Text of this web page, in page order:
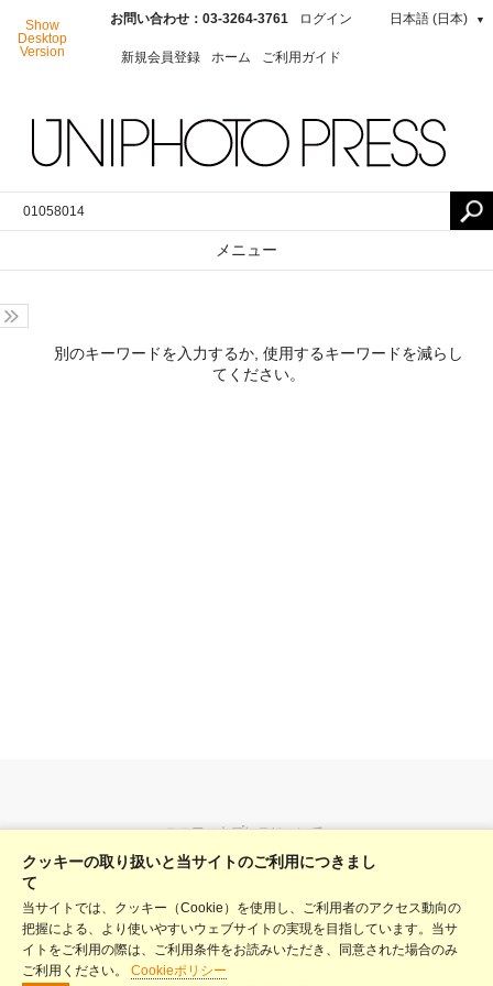
Show
Desktop
Version
お問い合わせ：03-3264-3761 ログイン
新規会員登録 ホーム ご利用ガイド
日本語 (日本) ▼
メニュー
別のキーワードを入力するか, 使用するキーワードを減らし
てください。
ユニフォトプレスについて
料金表
ヘルプ
利用規約
クッキーの取り扱いと当サイトのご利用につきまし
て
当サイトでは、クッキー（Cookie）を使用し、ご利用者のアクセス動向の
把握による、より使いやすいウェブサイトの実現を目指しています。当サ
イトをご利用の際は、ご利用条件をお読みいただき、同意された場合のみ
ご利用ください。 Cookieポリシー